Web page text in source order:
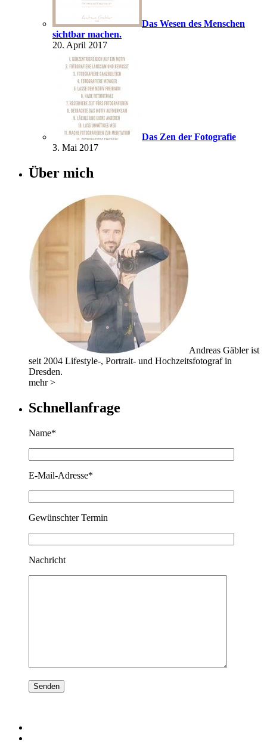
Das Wesen des Menschen
sichtbar machen.
20. April 2017
Das Zen der Fotografie
3. Mai 2017
Über mich
Andreas Gäbler ist
seit 2004 Lifestyle-, Portrait- und Hochzeitsfotograf in
Dresden.
mehr >
Schnellanfrage
Name*
E-Mail-Adresse*
Gewünschter Termin
Nachricht